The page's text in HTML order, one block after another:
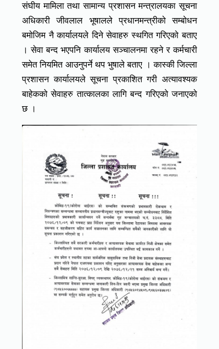
संघीय मामिला तथा सामान्य प्रशासन मन्त्रालयका सूचना
अधिकारी जीवलाल भूषालले प्रधानमन्त्रीको सम्बोधन
बमोजिम नै कार्यालयले दिने सेवाहरु स्थगित गरिएको बताए
। सेवा बन्द भएपनि कार्यालय सञ्चालनमा रहने र कर्मचारी
समेत नियमित आउनुपर्ने थप भुषाले बताए । कास्की जिल्ला
प्रशासन कार्यालयले सूचना प्रकाशित गरी अत्यावश्यक
बाहेकको सेवाहरु तात्कालका लागि बन्द गरिएको जनाएको
छ ।